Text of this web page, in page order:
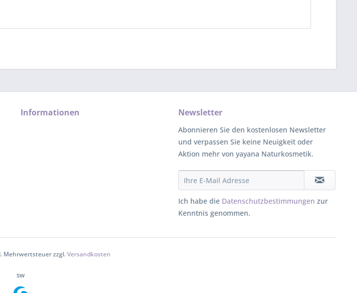
Informationen Newsletter
Abonnieren Sie den kostenlosen Newsletter
und verpassen Sie keine Neuigkeit oder
Aktion mehr von yayana Naturkosmetik.
Ich habe die Datenschutzbestimmungen zur
Kenntnis genommen.
Mehrwertsteuer zzgl.Versandkosten
sw